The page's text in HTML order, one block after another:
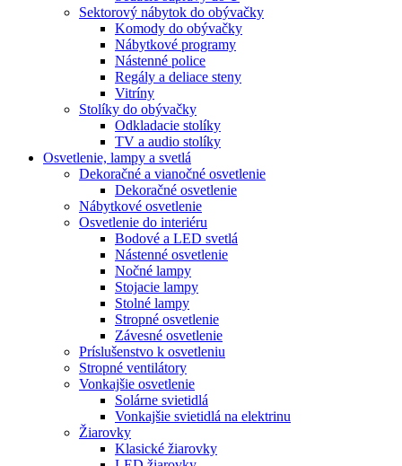
Sektorový nábytok do obývačky
Komody do obývačky
Nábytkové programy
Nástenné police
Regály a deliace steny
Vitríny
Stolíky do obývačky
Odkladacie stolíky
TV a audio stolíky
Osvetlenie, lampy a svetlá
Dekoračné a vianočné osvetlenie
Dekoračné osvetlenie
Nábytkové osvetlenie
Osvetlenie do interiéru
Bodové a LED svetlá
Nástenné osvetlenie
Nočné lampy
Stojacie lampy
Stolné lampy
Stropné osvetlenie
Závesné osvetlenie
Príslušenstvo k osvetleniu
Stropné ventilátory
Vonkajšie osvetlenie
Solárne svietidlá
Vonkajšie svietidlá na elektrinu
Žiarovky
Klasické žiarovky